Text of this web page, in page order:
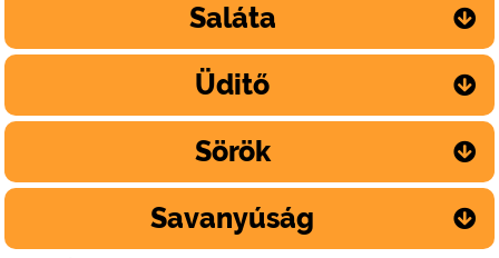
Saláta
Üditő
Sörök
Savanyúság